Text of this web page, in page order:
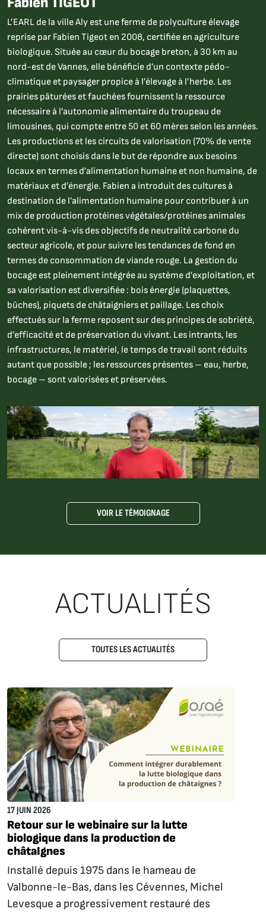
L’EARL de la ville Aly est une ferme de polyculture élevage
reprise par Fabien Tigeot en 2008, certifiée en agriculture
biologique. Située au cœur du bocage breton, à 30 km au
nord-est de Vannes, elle bénéficie d’un contexte pédo-
climatique et paysager propice à l’élevage à l’herbe. Les
prairies pâturées et fauchées fournissent la ressource
nécessaire à l’autonomie alimentaire du troupeau de
limousines, qui compte entre 50 et 60 mères selon les années.
Les productions et les circuits de valorisation (70% de vente
directe) sont choisis dans le but de répondre aux besoins
locaux en termes d’alimentation humaine et non humaine, de
matériaux et d’énergie. Fabien a introduit des cultures à
destination de l’alimentation humaine pour contribuer à un
mix de production protéines végétales/protéines animales
cohérent vis-à-vis des objectifs de neutralité carbone du
secteur agricole, et pour suivre les tendances de fond en
termes de consommation de viande rouge. La gestion du
bocage est pleinement intégrée au système d’exploitation, et
sa valorisation est diversifiée : bois énergie (plaquettes,
bûches), piquets de châtaigniers et paillage. Les choix
effectués sur la ferme reposent sur des principes de sobriété,
d’efficacité et de préservation du vivant. Les intrants, les
infrastructures, le matériel, le temps de travail sont réduits
autant que possible ; les ressources présentes – eau, herbe,
bocage – sont valorisées et préservées.
VOIR LE TÉMOIGNAGE
ACTUALITÉS
TOUTES LES ACTUALITÉS
17 JUIN 2026
Retour sur le webinaire sur la lutte
biologique dans la production de
châtaIgnes
Installé depuis 1975 dans le hameau de
Valbonne-le-Bas, dans les Cévennes, Michel
Levesque a progressivement restauré des